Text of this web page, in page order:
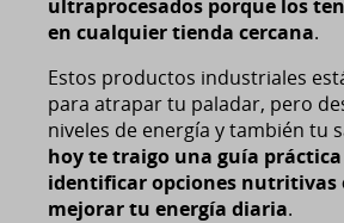
ultraprocesados porque los
en cualquier tienda cercana.
Estos productos industriales
para atrapar tu paladar, pero
niveles de energía y también tu
hoy te traigo una guía
identificar opciones nutritivas
mejorar tu energía diaria.